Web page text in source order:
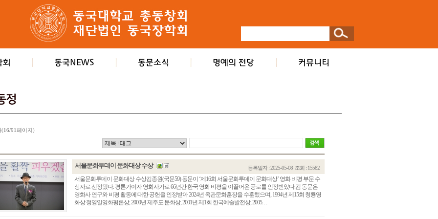
(16/91페이지)
서울문화투데이 문화대상 수상 등록일자 : 2025-05-08 조회 : 15582
서울문화투데이 문화대상 수상김종원(국문59) 동문이 ‘제16회 서울문화투데이 문화대상’ 영화 비평 부문 수
상자로 선정됐다. 평론가이자 영화사가로 66년간 한국 영화 비평을 이끌어온 공로를 인정받았다.김 동문은
영화사 연구와 비평 활동에 대한 공헌을 인정받아 2024년 옥관문화훈장을 수훈했으며, 1994년 제15회 청룡영
화상 정영일영화평론상, 2000년 제주도 문화상, 2001년 제1회 한국예술발전상, 2005. . .